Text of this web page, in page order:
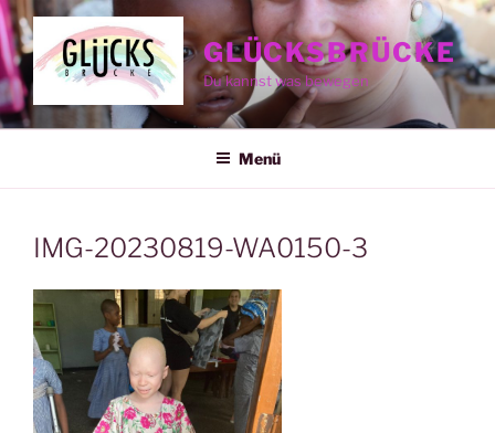
Zum
Inhalt
springen
GLÜCKSBRÜCKE
Du kannst was bewegen
Menü
IMG-20230819-WA0150-3